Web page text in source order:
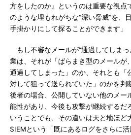
方をしたのか』というのは重要な視点
のような埋もれがちな“深い脅威”を、
手掛かりにして探ることができます」
もし不審なメールが“通過してしま
業は、それが「ばらまき型のメールが
通過してしまった」のか、それとも「
対して狙って送られていた」のかを判
後者の場合、公開していない他のメー
能性があり、今後も攻撃が継続するだ
いうことでも、その違いは天と地ほど
SIEMという「既にあるログをさらに